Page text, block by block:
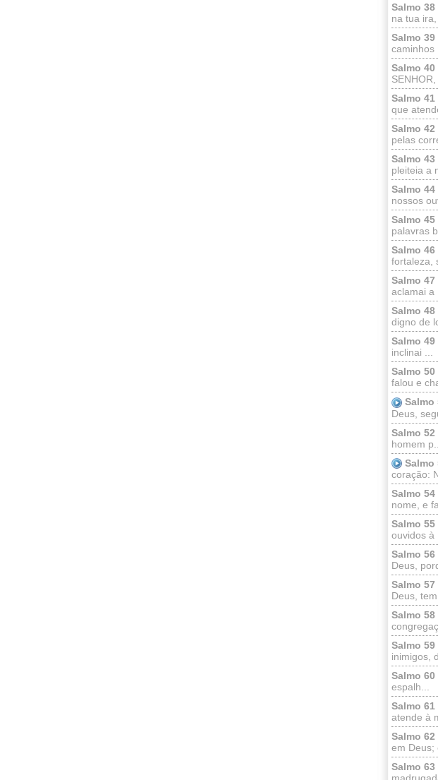
Salmo 38
na tua ira,
Salmo 39
caminhos
Salmo 40
SENHOR,
Salmo 41
que
Salmo 42
pelas
Salmo 43
pleiteia a
Salmo 44
nossos
Salmo 45
palavras
Salmo 46
fortaleza,
Salmo 47
aclamai a
Salmo 48
digno de
Salmo 49
inclinai ...
Salmo 50
falou e
Salmo
Deus,
Salmo 52
homem p...
Salmo
coração:
Salmo 54
nome, e
Salmo 55
ouvidos à
Salmo 56
Deus,
Salmo 57
Deus,
Salmo 58
Salmo 59
inimigos,
Salmo 60
espalh...
Salmo 61
atende à
Salmo 62
em Deus;
Salmo 63